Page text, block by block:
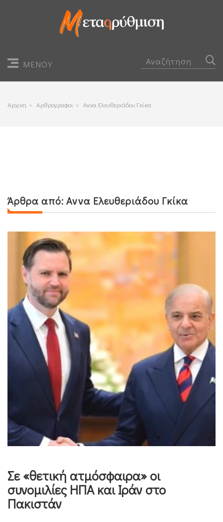
ΜΕΝΟΥ
Αρχικη > Αρθρογραφοι > Αννα Ελευθεριάδου Γκίκα
Άρθρα από:Αννα Ελευθεριάδου Γκίκα
Σε «θετική ατμόσφαιρα» οι
συνομιλίες ΗΠΑ και Ιράν στο
Πακιστάν